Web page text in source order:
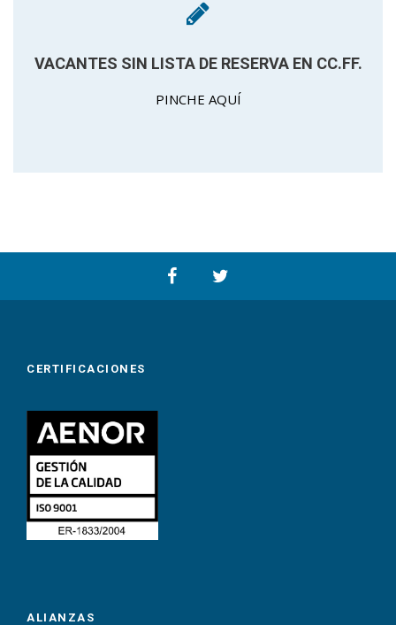
VACANTES SIN LISTA DE RESERVA EN CC.FF.
PINCHE AQUÍ
CERTIFICACIONES
ALIANZAS